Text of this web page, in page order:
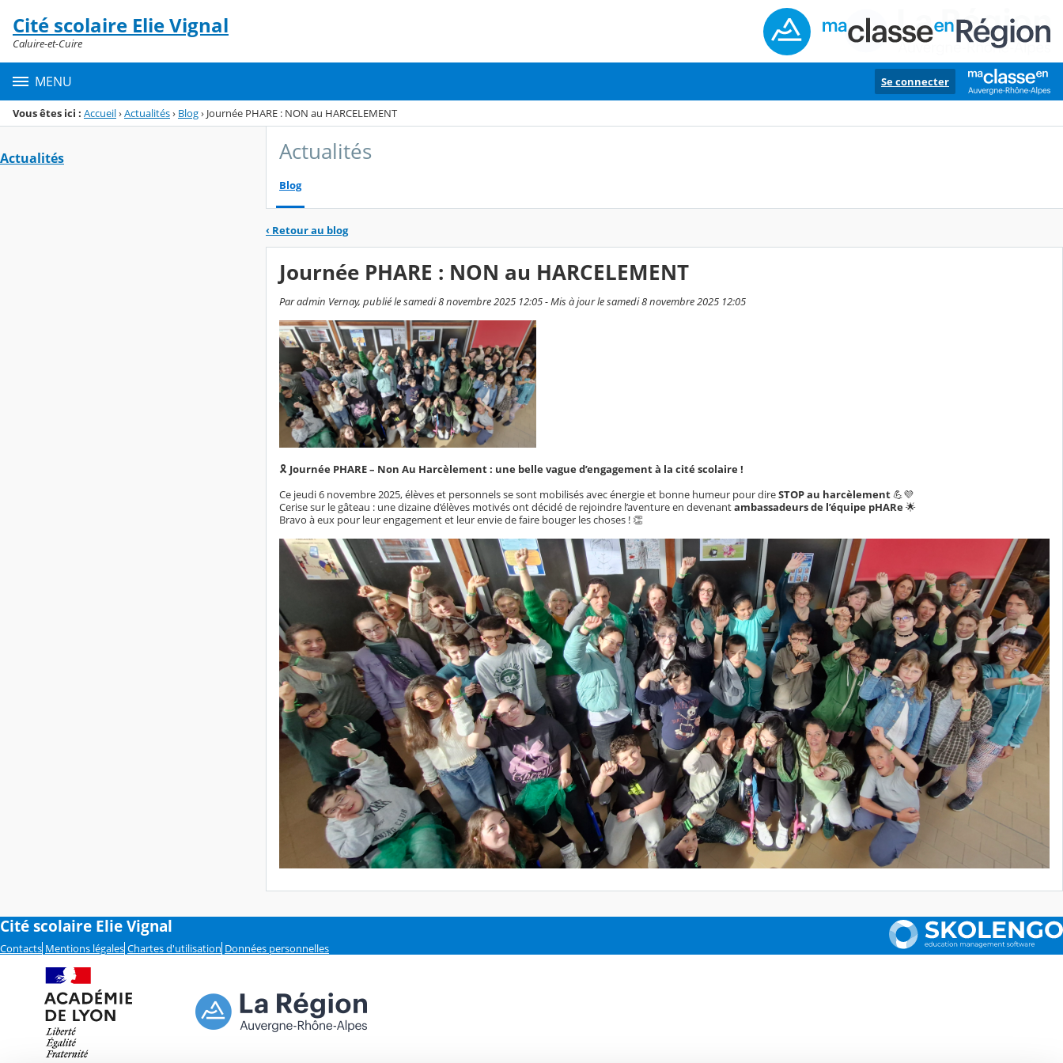
Menu de la rubrique
Contenu
Cité scolaire Elie Vignal
Caluire-et-Cuire
MENU Se connecter
Vous êtes ici : Accueil›Actualités› Blog› Journée PHARE : NON au HARCELEMENT
Actualités Actualités
Blog
‹ Retour au blog
Journée PHARE : NON au HARCELEMENT
Par admin Vernay, publié le samedi 8 novembre 2025 12:05 - Mis à jour le samedi 8 novembre 2025 12:05
🎗️ Journée PHARE – Non Au Harcèlement : une belle vague d’engagement à la cité scolaire !
Ce jeudi 6 novembre 2025, élèves et personnels se sont mobilisés avec énergie et bonne humeur pour direSTOP au harcèlement💪💜
Cerise sur le gâteau : une dizaine d’élèves motivés ont décidé de rejoindre l’aventure en devenantambassadeurs de l’équipe pHARe🌟
Bravo à eux pour leur engagement et leur envie de faire bouger les choses ! 👏
Cité scolaire Elie Vignal
Contacts Mentions légales Chartes d'utilisation Données personnelles